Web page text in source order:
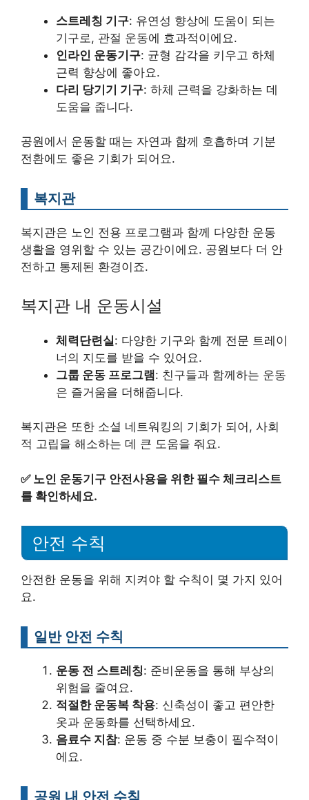
스트레칭 기구: 유연성 향상에 도움이 되는
기구로, 관절 운동에 효과적이에요.
인라인 운동기구: 균형 감각을 키우고 하체
근력 향상에 좋아요.
다리 당기기 기구: 하체 근력을 강화하는 데
도움을 줍니다.
공원에서 운동할 때는 자연과 함께 호흡하며 기분
전환에도 좋은 기회가 되어요.
복지관
복지관은 노인 전용 프로그램과 함께 다양한 운동
생활을 영위할 수 있는 공간이에요. 공원보다 더 안
전하고 통제된 환경이죠.
복지관 내 운동시설
체력단련실: 다양한 기구와 함께 전문 트레이
너의 지도를 받을 수 있어요.
그룹 운동 프로그램: 친구들과 함께하는 운동
은 즐거움을 더해줍니다.
복지관은 또한 소셜 네트워킹의 기회가 되어, 사회
적 고립을 해소하는 데 큰 도움을 줘요.
✅ 노인 운동기구 안전사용을 위한 필수 체크리스트
를 확인하세요.
안전 수칙
안전한 운동을 위해 지켜야 할 수칙이 몇 가지 있어
요.
일반 안전 수칙
운동 전 스트레칭: 준비운동을 통해 부상의
위험을 줄여요.
적절한 운동복 착용: 신축성이 좋고 편안한
옷과 운동화를 선택하세요.
음료수 지참: 운동 중 수분 보충이 필수적이
에요.
공원 내 안전 수칙